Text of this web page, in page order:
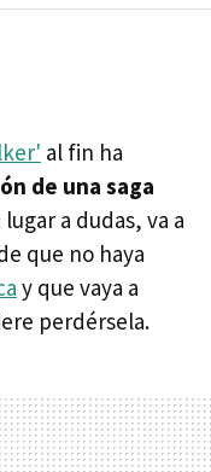
al fin ha
de una saga
a dudas, va a
que no haya
y que vaya a
perdérsela.